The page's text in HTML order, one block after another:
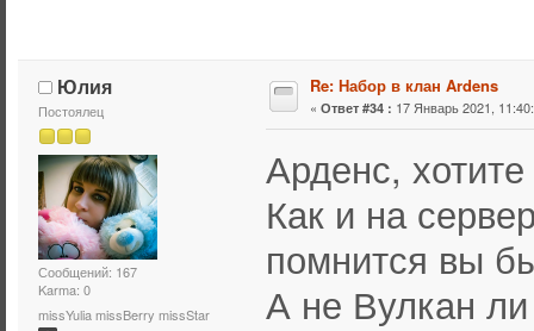
Юлия
Постоялец
Сообщений: 167
Karma: 0
missYulia missBerry missStar
Re: Набор в клан Ardens
« Ответ #34 : 17 Январь 2021,
Арденс,
Как и на
помнится вы
А не Вулкан ли